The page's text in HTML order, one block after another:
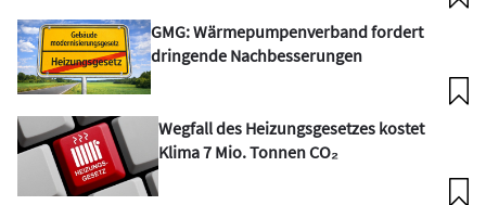
GMG: Wärmepumpenverband fordert
dringende Nachbesserungen
Wegfall des Heizungsgesetzes kostet
Klima 7 Mio. Tonnen CO₂